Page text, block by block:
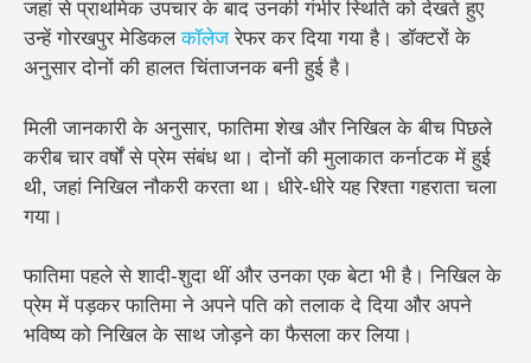
जहां से प्राथमिक उपचार के बाद उनकी गंभीर स्थिति को देखते हुए
उन्हें गोरखपुर मेडिकलकॉलेजरेफर कर दिया गया है। डॉक्टरों के
अनुसार दोनों की हालत चिंताजनक बनी हुई है।
मिली जानकारी के अनुसार, फातिमा शेख और निखिल के बीच पिछले
करीब चार वर्षों से प्रेम संबंध था। दोनों की मुलाकात कर्नाटक में हुई
थी, जहां निखिल नौकरी करता था। धीरे-धीरे यह रिश्ता गहराता चला
गया।
फातिमा पहले से शादी-शुदा थीं और उनका एक बेटा भी है। निखिल के
प्रेम में पड़कर फातिमा ने अपने पति को तलाक दे दिया और अपने
भविष्य को निखिल के साथ जोड़ने का फैसला कर लिया।